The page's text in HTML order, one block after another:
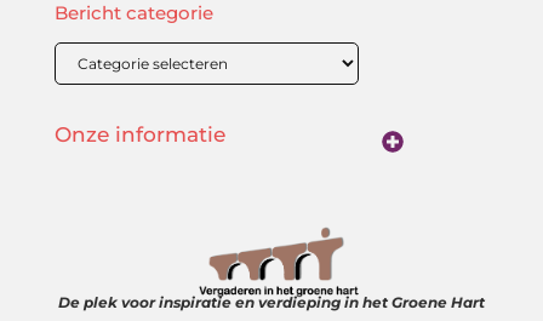
De plek voor inspiratie en verdieping in het Groene Hart
Onze informatie
Bericht categorie